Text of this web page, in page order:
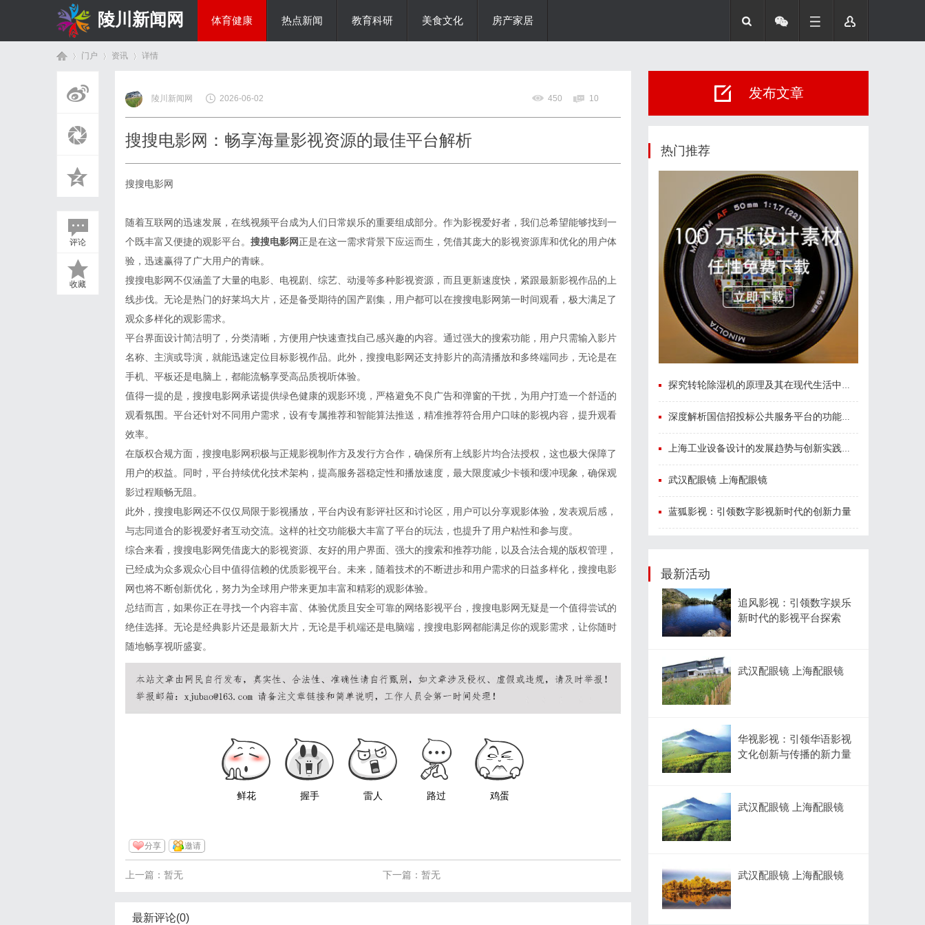
陵川新闻网 体育健康 热点新闻 教育科研 美食文化 房产家居
门户 资讯
›
详情
评论
收藏
陵川新闻网 2026-06-02 450 10
搜搜电影网：畅享海量影视资源的最佳平台解析
搜搜电影网
随着互联网的迅速发展，在线视频平台成为人们日常娱乐的重要组成部分。作为影视爱好者，我们总希望能够找到一
个既丰富又便捷的观影平台。 搜搜电影网正是在这一需求背景下应运而生，凭借其庞大的影视资源库和优化的用户体
验，迅速赢得了广大用户的青睐。
搜搜电影网不仅涵盖了大量的电影、电视剧、综艺、动漫等多种影视资源，而且更新速度快，紧跟最新影视作品的上
线步伐。无论是热门的好莱坞大片，还是备受期待的国产剧集，用户都可以在搜搜电影网第一时间观看，极大满足了
观众多样化的观影需求。
平台界面设计简洁明了，分类清晰，方便用户快速查找自己感兴趣的内容。通过强大的搜索功能，用户只需输入影片
名称、主演或导演，就能迅速定位目标影视作品。此外，搜搜电影网还支持影片的高清播放和多终端同步，无论是在
手机、平板还是电脑上，都能流畅享受高品质视听体验。
值得一提的是，搜搜电影网承诺提供绿色健康的观影环境，严格避免不良广告和弹窗的干扰，为用户打造一个舒适的
观看氛围。平台还针对不同用户需求，设有专属推荐和智能算法推送，精准推荐符合用户口味的影视内容，提升观看
效率。
在版权合规方面，搜搜电影网积极与正规影视制作方及发行方合作，确保所有上线影片均合法授权，这也极大保障了
用户的权益。同时，平台持续优化技术架构，提高服务器稳定性和播放速度，最大限度减少卡顿和缓冲现象，确保观
影过程顺畅无阻。
此外，搜搜电影网还不仅仅局限于影视播放，平台内设有影评社区和讨论区，用户可以分享观影体验，发表观后感，
与志同道合的影视爱好者互动交流。这样的社交功能极大丰富了平台的玩法，也提升了用户粘性和参与度。
综合来看，搜搜电影网凭借庞大的影视资源、友好的用户界面、强大的搜索和推荐功能，以及合法合规的版权管理，
已经成为众多观众心目中值得信赖的优质影视平台。未来，随着技术的不断进步和用户需求的日益多样化，搜搜电影
网也将不断创新优化，努力为全球用户带来更加丰富和精彩的观影体验。
总结而言，如果你正在寻找一个内容丰富、体验优质且安全可靠的网络影视平台，搜搜电影网无疑是一个值得尝试的
绝佳选择。无论是经典影片还是最新大片，无论是手机端还是电脑端，搜搜电影网都能满足你的观影需求，让你随时
随地畅享视听盛宴。
鲜花 握手 雷人 路过 鸡蛋
分享 邀请
下一篇：暂无
上一篇：暂无
最新评论(0)
发布文章
热门推荐
探究转轮除湿机的原理及其在现代生活中的应用优势
深度解析国信招投标公共服务平台的功能与优势
上海工业设备设计的发展趋势与创新实践探索
武汉配眼镜 上海配眼镜
蓝狐影视：引领数字影视新时代的创新力量
最新活动
追风影视：引领数字娱乐
新时代的影视平台探索
武汉配眼镜 上海配眼镜
华视影视：引领华语影视
文化创新与传播的新力量
武汉配眼镜 上海配眼镜
武汉配眼镜 上海配眼镜